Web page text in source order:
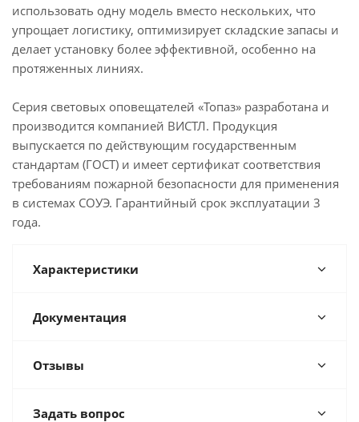
использовать одну модель вместо нескольких, что
упрощает логистику, оптимизирует складские запасы и
делает установку более эффективной, особенно на
протяженных линиях.
Серия световых оповещателей «Топаз» разработана и
производится компанией ВИСТЛ. Продукция
выпускается по действующим государственным
стандартам (ГОСТ) и имеет сертификат соответствия
требованиям пожарной безопасности для применения
в системах СОУЭ. Гарантийный срок эксплуатации 3
года.
Характеристики
Документация
Отзывы
Задать вопрос